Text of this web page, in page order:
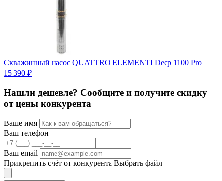
Скважинный насос QUATTRO ELEMENTI Deep 1100 Pro
15 390 ₽
Нашли дешевле? Сообщите и получите скидку
от цены конкурента
Ваше имя
Ваш телефон
Ваш email
Прикрепить счёт от конкурента Выбрать файл